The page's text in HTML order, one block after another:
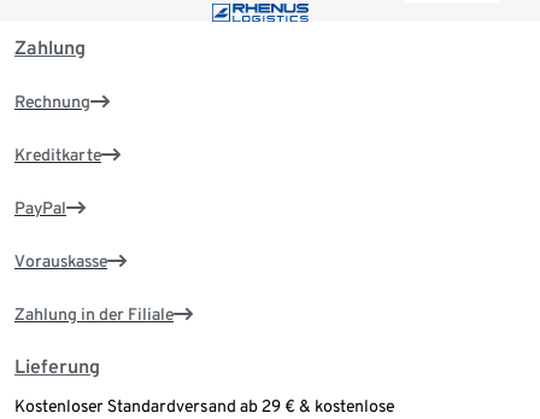
Zahlung
Rechnung
Kreditkarte
PayPal
Vorauskasse
Zahlung in der Filiale
Lieferung
Kostenloser Standardversand ab 29 € & kostenlose